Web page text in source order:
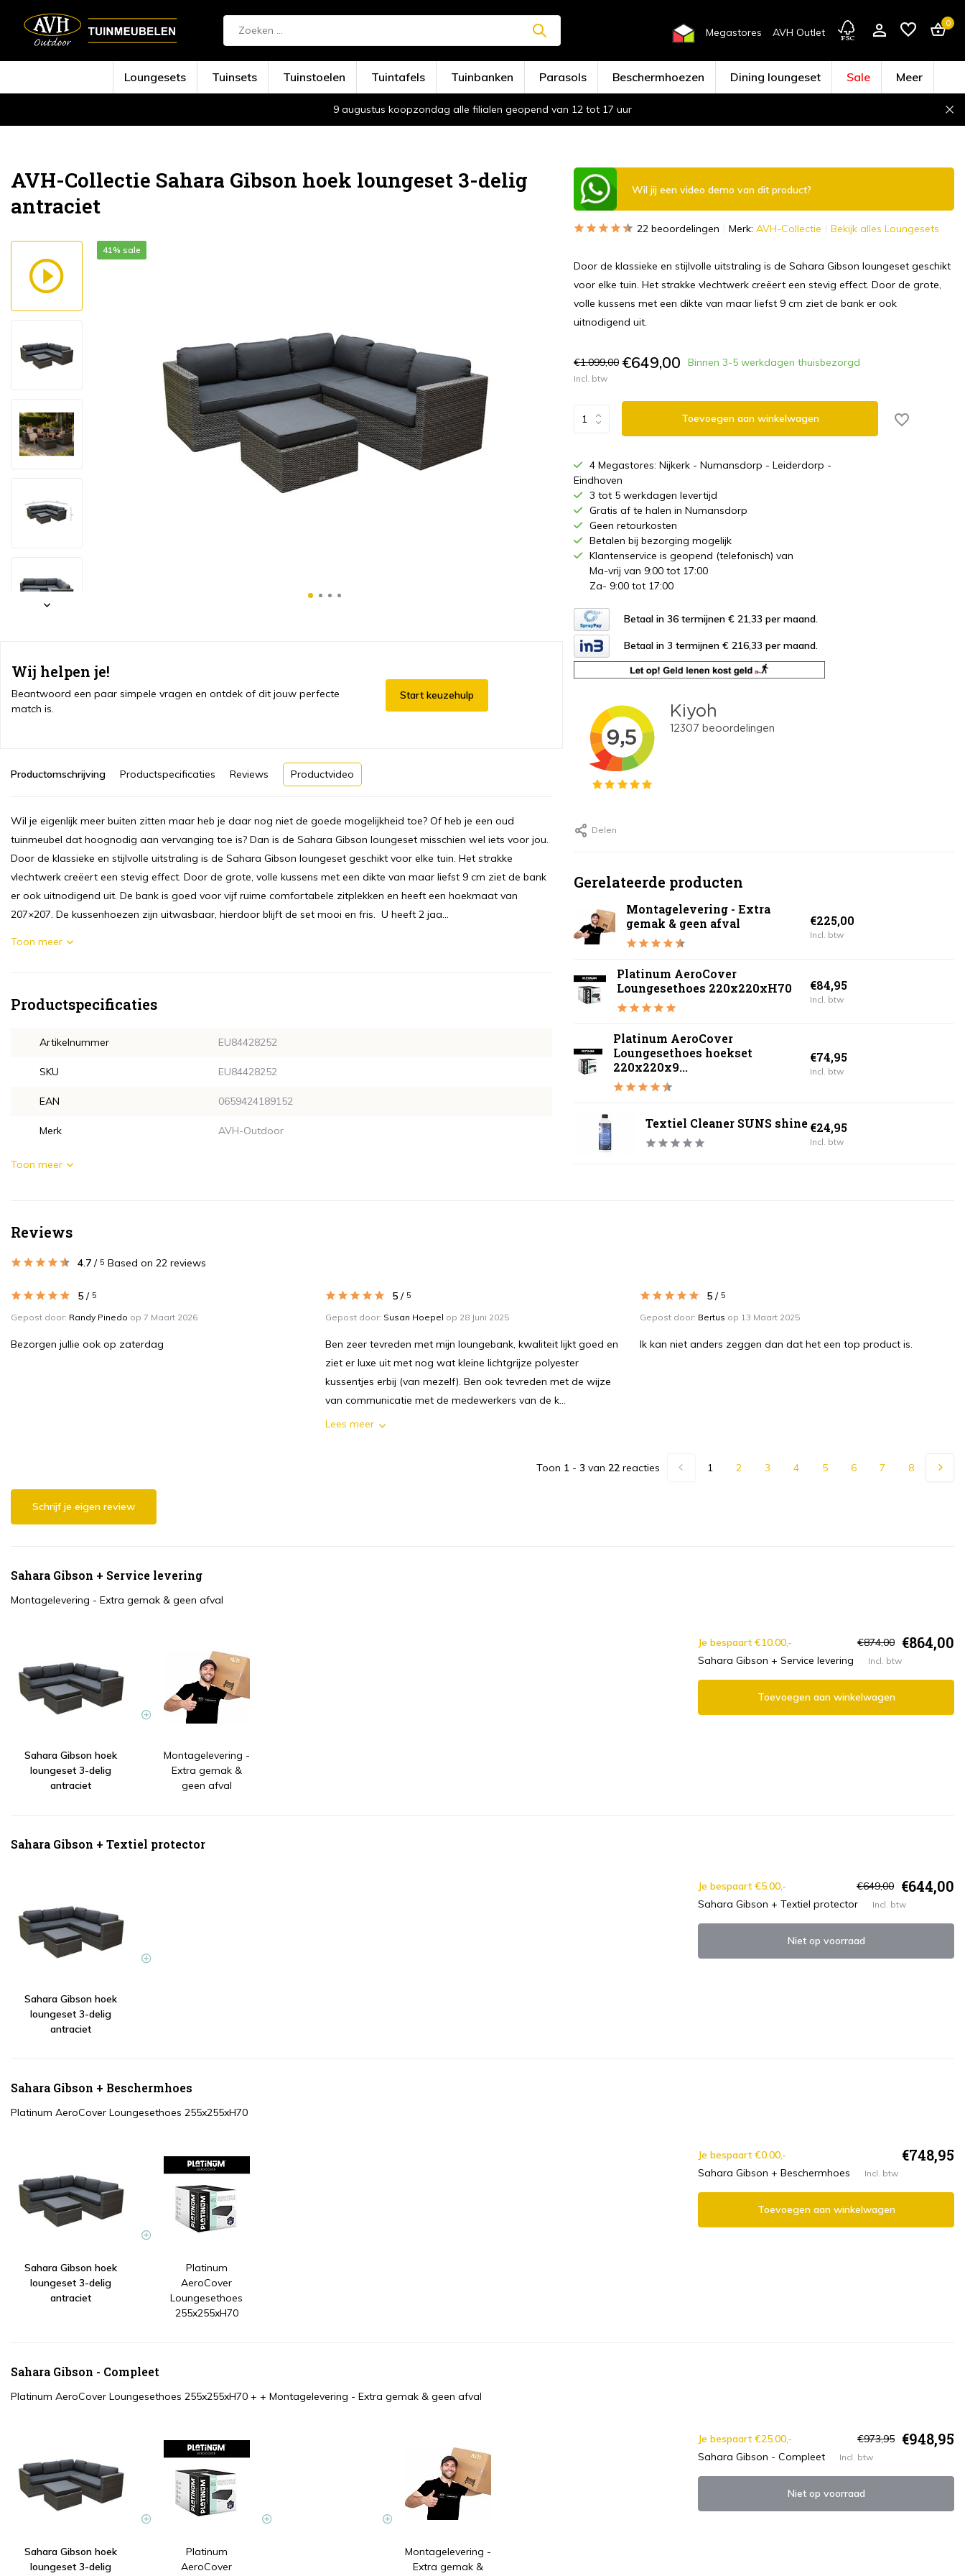
Megastores AVH Outlet
0
Loungesets Tuinsets Tuinstoelen Tuintafels Tuinbanken Parasols Beschermhoezen Dining loungeset Sale Meer
9 augustus koopzondag alle filialen geopend van 12 tot 17 uur
AVH-Collectie Sahara Gibson hoek loungeset 3-delig
antraciet
41% sale
Wij helpen je!
Beantwoord een paar simpele vragen en ontdek of dit jouw perfecte
match is.
Start keuzehulp
Productomschrijving Productspecificaties Reviews Productvideo
Wil je eigenlijk meer buiten zitten maar heb je daar nog niet de goede mogelijkheid toe? Of heb je een oud
tuinmeubel dat hoognodig aan vervanging toe is? Dan is de Sahara Gibson loungeset misschien wel iets voor jou.
Door de klassieke en stijlvolle uitstraling is de Sahara Gibson loungeset geschikt voor elke tuin. Het strakke
vlechtwerk creëert een stevig effect. Door de grote, volle kussens met een dikte van maar liefst 9 cm ziet de bank
er ook uitnodigend uit. De bank is goed voor vijf ruime comfortabele zitplekken en heeft een hoekmaat van
207×207. De kussenhoezen zijn uitwasbaar, hierdoor blijft de set mooi en fris. U heeft 2 jaa...
Toon meer
Productspecificaties
Artikelnummer EU84428252
SKU EU84428252
EAN 0659424189152
Merk AVH-Outdoor
Toon meer
Wil jij een video demo van dit product?
22 beoordelingen Merk: AVH-Collectie Bekijk alles Loungesets
Door de klassieke en stijlvolle uitstraling is de Sahara Gibson loungeset geschikt
voor elke tuin. Het strakke vlechtwerk creëert een stevig effect. Door de grote,
volle kussens met een dikte van maar liefst 9 cm ziet de bank er ook
uitnodigend uit.
€1.099,00 €649,00 Binnen 3-5 werkdagen thuisbezorgd
Incl. btw
Toevoegen aan winkelwagen
4 Megastores: Nijkerk - Numansdorp - Leiderdorp -
Eindhoven
3 tot 5 werkdagen levertijd
Gratis af te halen in Numansdorp
Geen retourkosten
Betalen bij bezorging mogelijk
Klantenservice is geopend (telefonisch) van
Ma-vrij van 9:00 tot 17:00
Za- 9:00 tot 17:00
Betaal in 36 termijnen € 21,33 per maand.
Betaal in 3 termijnen € 216,33 per maand.
Delen
Gerelateerde producten
Montagelevering - Extra
gemak & geen afval
€225,00
Incl. btw
Platinum AeroCover
Loungesethoes 220x220xH70
€84,95
Incl. btw
Platinum AeroCover
Loungesethoes hoekset
220x220x9...
€74,95
Incl. btw
Textiel Cleaner SUNS shine€24,95
Incl. btw
Reviews
4.7 / 5 Based on 22 reviews
5 / 5
Gepost door: Randy Pinedo op 7 Maart 2026
Bezorgen jullie ook op zaterdag
5 / 5
Gepost door: Susan Hoepel op 28 Juni 2025
Ben zeer tevreden met mijn loungebank, kwaliteit lijkt goed en
ziet er luxe uit met nog wat kleine lichtgrijze polyester
kussentjes erbij (van mezelf). Ben ook tevreden met de wijze
van communicatie met de medewerkers van de k...
Lees meer
5 / 5
Gepost door: Bertus op 13 Maart 2025
Ik kan niet anders zeggen dan dat het een top product is.
Toon 1 - 3 van 22 reacties 1 2 3 4 5 6 7 8
Schrijf je eigen review
Sahara Gibson + Service levering
Montagelevering - Extra gemak & geen afval
Sahara Gibson hoek
loungeset 3-delig
antraciet
Montagelevering -
Extra gemak &
geen afval
Je bespaart €10.00,- €874,00 €864,00
Sahara Gibson + Service levering Incl. btw
Toevoegen aan winkelwagen
Sahara Gibson + Textiel protector
Sahara Gibson hoek
loungeset 3-delig
antraciet
Je bespaart €5.00,- €649,00 €644,00
Sahara Gibson + Textiel protector Incl. btw
Niet op voorraad
Sahara Gibson + Beschermhoes
Platinum AeroCover Loungesethoes 255x255xH70
Sahara Gibson hoek
loungeset 3-delig
antraciet
Platinum
AeroCover
Loungesethoes
255x255xH70
Je bespaart €0.00,- €748,95
Sahara Gibson + Beschermhoes Incl. btw
Toevoegen aan winkelwagen
Sahara Gibson - Compleet
Platinum AeroCover Loungesethoes 255x255xH70 + + Montagelevering - Extra gemak & geen afval
Sahara Gibson hoek
loungeset 3-delig
Platinum
AeroCover
Montagelevering -
Extra gemak &
Je bespaart €25.00,- €973,95 €948,95
Sahara Gibson - Compleet Incl. btw
Niet op voorraad